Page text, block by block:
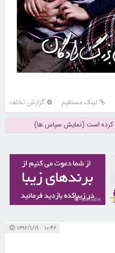
لینک مستقیم گزارش تخلف
کرده است (نمایش سپاس ها)
30815854
۱۰:۴۶ ۱۳۹۲/۱/۱۹